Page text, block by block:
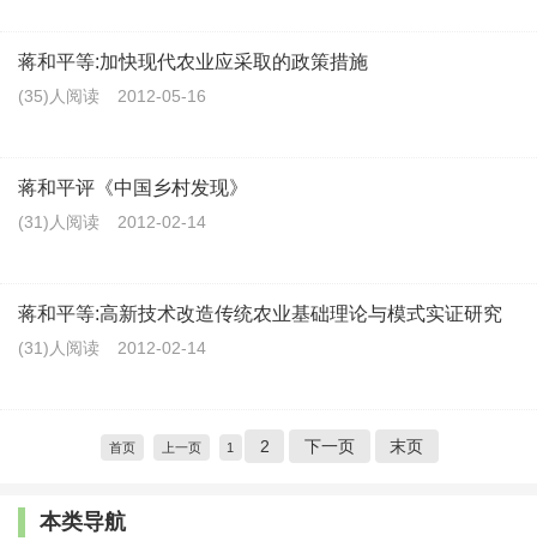
蒋和平等:加快现代农业应采取的政策措施
(35)人阅读 2012-05-16
蒋和平评《中国乡村发现》
(31)人阅读 2012-02-14
蒋和平等:高新技术改造传统农业基础理论与模式实证研究
(31)人阅读 2012-02-14
首页 上一页 1 2 下一页 末页
本类导航